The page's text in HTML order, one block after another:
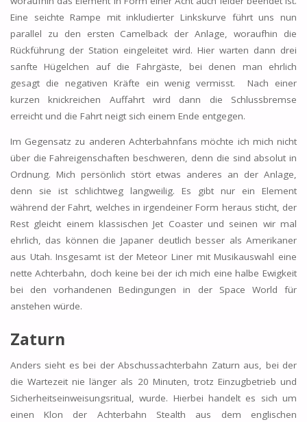
Eine seichte Rampe mit inkludierter Linkskurve führt uns nun
parallel zu den ersten Camelback der Anlage, woraufhin die
Rückführung der Station eingeleitet wird. Hier warten dann drei
sanfte Hügelchen auf die Fahrgäste, bei denen man ehrlich
gesagt die negativen Kräfte ein wenig vermisst. Nach einer
kurzen knickreichen Auffahrt wird dann die Schlussbremse
erreicht und die Fahrt neigt sich einem Ende entgegen.
Im Gegensatz zu anderen Achterbahnfans möchte ich mich nicht
über die Fahreigenschaften beschweren, denn die sind absolut in
Ordnung. Mich persönlich stört etwas anderes an der Anlage,
denn sie ist schlichtweg langweilig. Es gibt nur ein Element
während der Fahrt, welches in irgendeiner Form heraus sticht, der
Rest gleicht einem klassischen Jet Coaster und seinen wir mal
ehrlich, das können die Japaner deutlich besser als Amerikaner
aus Utah. Insgesamt ist der Meteor Liner mit Musikauswahl eine
nette Achterbahn, doch keine bei der ich mich eine halbe Ewigkeit
bei den vorhandenen Bedingungen in der Space World für
anstehen würde.
Zaturn
Anders sieht es bei der Abschussachterbahn Zaturn aus, bei der
die Wartezeit nie länger als 20 Minuten, trotz Einzugbetrieb und
Sicherheitseinweisungsritual, wurde. Hierbei handelt es sich um
einen Klon der Achterbahn Stealth aus dem englischen